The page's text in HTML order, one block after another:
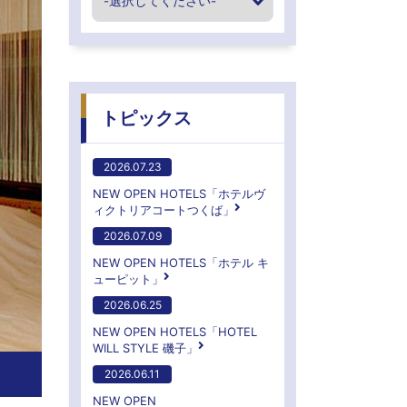
トピックス
2026.07.23
NEW OPEN HOTELS「ホテルヴ
ィクトリアコートつくば」
2026.07.09
NEW OPEN HOTELS「ホテル キ
ューピット」
2026.06.25
NEW OPEN HOTELS「HOTEL
WILL STYLE 磯子」
2026.06.11
NEW OPEN